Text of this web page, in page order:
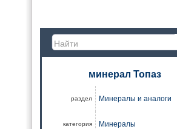
минерал Топаз
раздел Минералы и аналоги
категория Минералы